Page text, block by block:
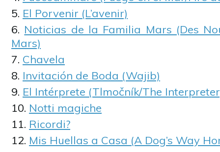
El Porvenir (L’avenir)
Noticias de la Familia Mars (Des
Mars)
Chavela
Invitación de Boda (Wajib)
El Intérprete (Tlmočník/The
Notti magiche
Ricordi?
Mis Huellas a Casa (A Dog’s Way